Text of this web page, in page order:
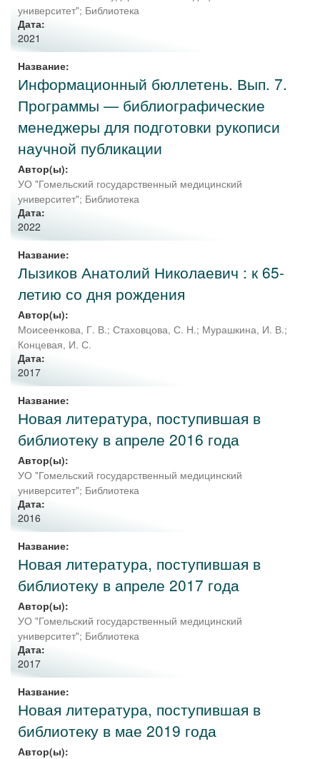
университет"; Библиотека
Дата:
2021
Название:
Информационный бюллетень. Вып. 7.
Программы — библиографические
менеджеры для подготовки рукописи
научной публикации
Автор(ы):
УО "Гомельский государственный медицинский
университет"; Библиотека
Дата:
2022
Название:
Лызиков Анатолий Николаевич : к 65-
летию со дня рождения
Автор(ы):
Моисеенкова, Г. В.; Стаховцова, С. Н.; Мурашкина, И. В.;
Концевая, И. С.
Дата:
2017
Название:
Новая литература, поступившая в
библиотеку в апреле 2016 года
Автор(ы):
УО "Гомельский государственный медицинский
университет"; Библиотека
Дата:
2016
Название:
Новая литература, поступившая в
библиотеку в апреле 2017 года
Автор(ы):
УО "Гомельский государственный медицинский
университет"; Библиотека
Дата:
2017
Название:
Новая литература, поступившая в
библиотеку в мае 2019 года
Автор(ы):